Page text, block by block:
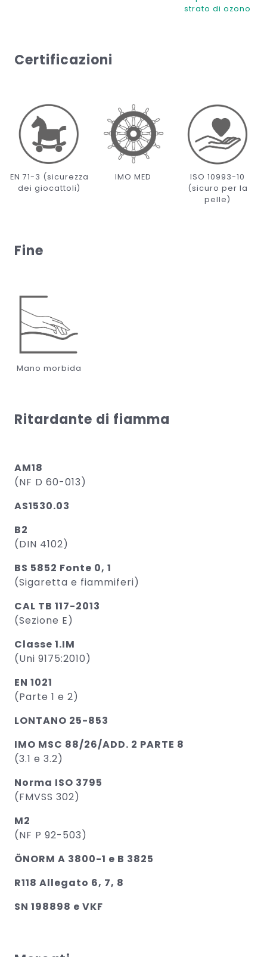
strato di ozono
Certificazioni
EN 71-3 (sicurezza
dei giocattoli)
IMO MED
ISO 10993-10
(sicuro per la
pelle)
Fine
Mano morbida
Ritardante di fiamma
AM18
(NF D 60-013)
AS1530.03
B2
(DIN 4102)
BS 5852 Fonte 0, 1
(Sigaretta e fiammiferi)
CAL TB 117-2013
(Sezione E)
Classe 1.IM
(Uni 9175:2010)
EN 1021
(Parte 1 e 2)
LONTANO 25-853
IMO MSC 88/26/ADD. 2 PARTE 8
(3.1 e 3.2)
Norma ISO 3795
(FMVSS 302)
M2
(NF P 92-503)
ÖNORM A 3800-1 e B 3825
R118 Allegato 6, 7, 8
SN 198898 e VKF